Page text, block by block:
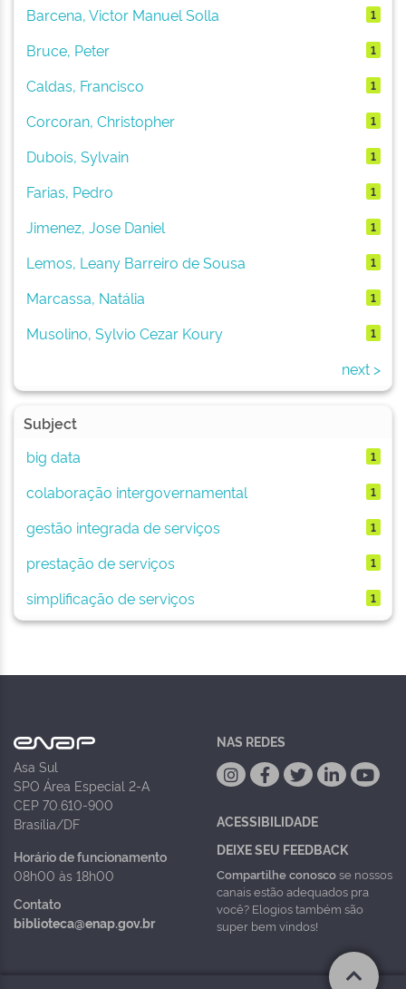
Barcena, Victor Manuel Solla
1
Bruce, Peter 1
Caldas, Francisco 1
Corcoran, Christopher 1
Dubois, Sylvain 1
Farias, Pedro 1
Jimenez, Jose Daniel 1
Lemos, Leany Barreiro de Sousa 1
Marcassa, Natália 1
Musolino, Sylvio Cezar Koury 1
next >
Subject
big data
1
colaboração intergovernamental 1
gestão integrada de serviços 1
prestação de serviços 1
simplificação de serviços 1
Asa Sul
SPO Área Especial 2-A
CEP 70.610-900
Brasília/DF
Horário de funcionamento
08h00 às 18h00
Contato
biblioteca@enap.gov.br
NAS REDES
ACESSIBILIDADE
DEIXE SEU FEEDBACK
Compartilhe conoscose nossos
canais estão adequados pra
você? Elogios também são
super bem vindos!